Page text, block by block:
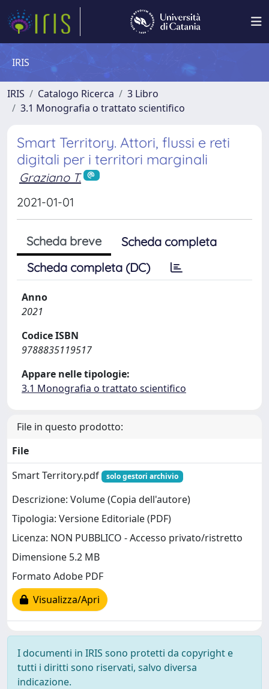
IRIS
IRIS Catalogo Ricerca
3 Libro
3.1 Monografia o trattato scientifico
Smart Territory. Attori, flussi e reti
digitali per i territori marginali
Graziano T.
2021-01-01
Scheda breve
Scheda completa
Scheda completa (DC)
Anno
2021
Codice ISBN
9788835119517
Appare nelle tipologie:
3.1 Monografia o trattato scientifico
File in questo prodotto:
File
Smart Territory.pdf
solo gestori archivio
Descrizione: Volume (Copia dell'autore)
Tipologia: Versione Editoriale (PDF)
Licenza: NON PUBBLICO - Accesso privato/ristretto
Dimensione 5.2 MB
Formato Adobe PDF
Visualizza/Apri
I documenti in IRIS sono protetti da copyright e
tutti i diritti sono riservati, salvo diversa
indicazione.